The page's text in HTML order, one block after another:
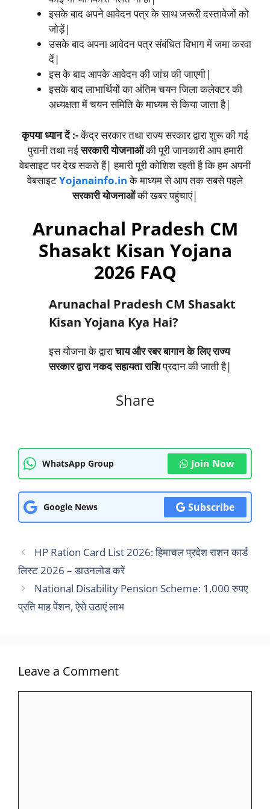
इसके बाद अपने आवेदन पत्र के साथ जरूरी दस्तावेजों को
जोड़ें|
उसके बाद अपना आवेदन पत्र संबंधित विभाग में जमा करवा
दें|
इस के बाद आपके आवेदन की जांच की जाएगी|
इसके बाद लाभार्थियों का अंतिम चयन जिला कलेक्टर की
अध्यक्षता में चयन समिति के माध्यम से किया जाता है|
कृपया ध्यान दें :-केंद्र सरकार तथा राज्य सरकार द्वारा शुरू की गई
पुरानी तथा नईसरकारी योजनाओंकी पूरी जानकारी आप हमारी
वेबसाइट पर देख सकते हैं| हमारी पूरी कोशिश रहती है कि हम अपनी
वेबसाइटYojanainfo.inके माध्यम से आप तक सबसे पहले
सरकारी योजनाओंकी खबर पहुंचाएं|
Arunachal Pradesh CM
Shasakt Kisan Yojana
2026 FAQ
Arunachal Pradesh CM Shasakt
Kisan Yojana Kya Hai?
इस योजना के द्वाराचाय और रबर बागान के लिए राज्य
सरकार द्वारा नकद सहायता राशिप्रदान की जाती है|
Share
WhatsApp Group Join Now
Google News Subscribe
HP Ration Card List 2026: हिमाचल प्रदेश राशन कार्ड
लिस्ट 2026 – डाउनलोड करें
National Disability Pension Scheme: 1,000 रुपए
प्रति माह पेंशन, ऐसे उठाएं लाभ
Leave a Comment